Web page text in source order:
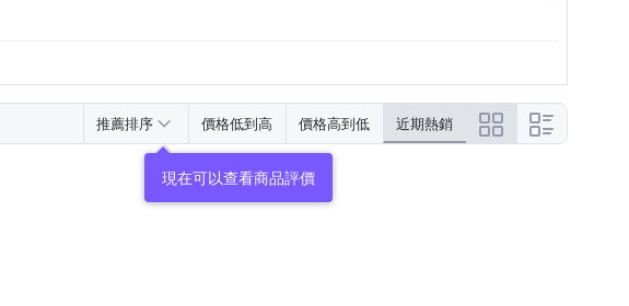
推薦排序 價格低到高 價格高到低 近期熱銷
現在可以查看商品評價